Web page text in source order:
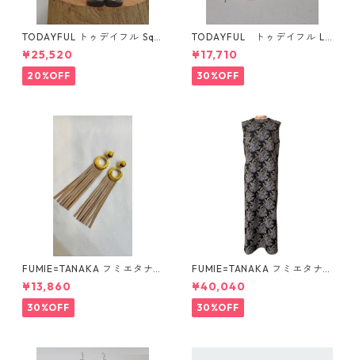
TODAYFUL トゥデイフル Squ
are Short Boots 12321008 1
2521006
¥25,520
20%OFF
TODAYFUL トゥデイフル La
ceup Leather Shoes 1232101
1
¥17,710
30%OFF
FUMIE=TANAKA フミエタナ
カ ring fringe earring F23A
-55 NU
¥13,860
30%OFF
FUMIE=TANAKA フミエタナ
カ flower JQ OP (BLK)F25S-
13
¥40,040
30%OFF